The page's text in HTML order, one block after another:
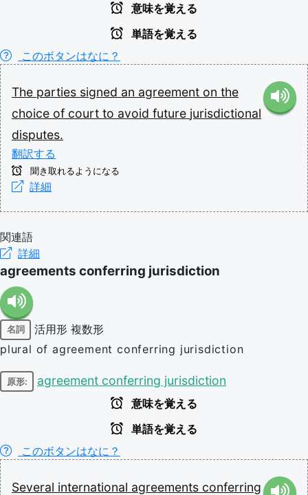
意味を覚える
単語を覚える
このボタンはなに？
The parties signed an agreement on the
choice of court to avoid future jurisdictional
disputes.
翻訳する
聞き取れるようになる
詳細
関連語
詳細
agreements conferring jurisdiction
名詞 活用形 複数形
plural of agreement conferring jurisdiction
原形: agreement conferring jurisdiction
意味を覚える
単語を覚える
このボタンはなに？
Several international agreements conferring